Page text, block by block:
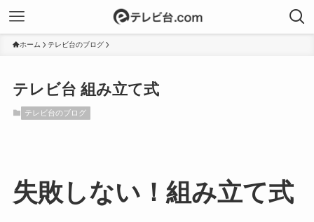
ホーム テレビ台のブログ
テレビ台 組み立て式
テレビ台のブログ
失敗しない！組み立て式